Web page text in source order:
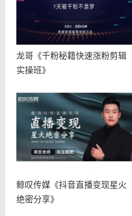
龙哥《千粉秘籍快速涨粉剪辑
实操班》
鲸叹传媒《抖音直播变现星火
绝密分享》